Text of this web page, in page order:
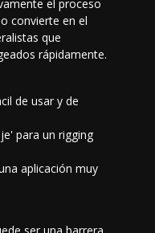
el proceso
convierte en el
que
rápidamente.
de usar y de
para un rigging
aplicación muy
ser una barrera